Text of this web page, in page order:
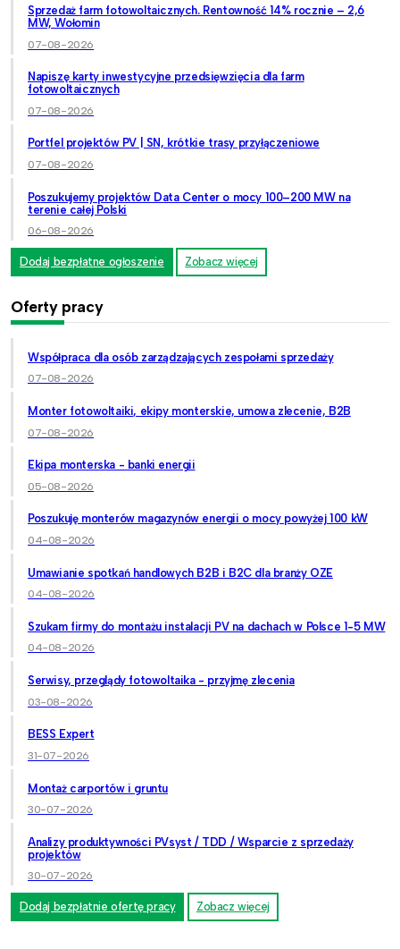
Sprzedaż farm fotowoltaicznych. Rentowność 14% rocznie – 2,6
MW, Wołomin
07-08-2026
Napiszę karty inwestycyjne przedsięwzięcia dla farm
fotowoltaicznych
07-08-2026
Portfel projektów PV | SN, krótkie trasy przyłączeniowe
07-08-2026
Poszukujemy projektów Data Center o mocy 100–200 MW na
terenie całej Polski
06-08-2026
Dodaj bezpłatne ogłoszenie Zobacz więcej
Oferty pracy
Współpraca dla osób zarządzających zespołami sprzedaży
07-08-2026
Monter fotowoltaiki, ekipy monterskie, umowa zlecenie, B2B
07-08-2026
Ekipa monterska - banki energii
05-08-2026
Poszukuję monterów magazynów energii o mocy powyżej 100 kW
04-08-2026
Umawianie spotkań handlowych B2B i B2C dla branży OZE
04-08-2026
Szukam firmy do montażu instalacji PV na dachach w Polsce 1-5 MW
04-08-2026
Serwisy, przeglądy fotowoltaika - przyjmę zlecenia
03-08-2026
BESS Expert
31-07-2026
Montaż carportów i gruntu
30-07-2026
Analizy produktywności PVsyst / TDD / Wsparcie z sprzedaży
projektów
30-07-2026
Dodaj bezpłatnie ofertę pracy Zobacz więcej